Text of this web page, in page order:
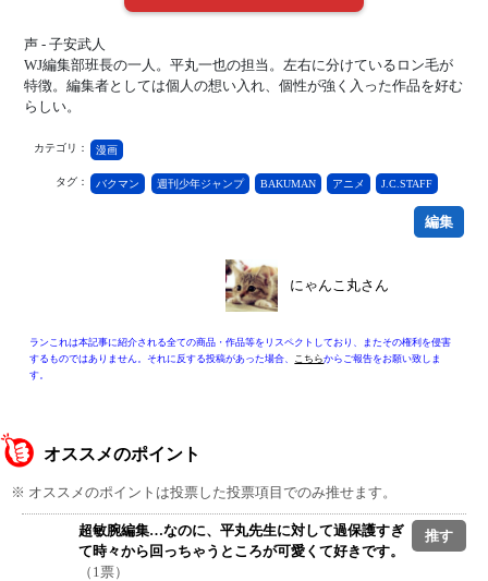
声 - 子安武人
WJ編集部班長の一人。平丸一也の担当。左右に分けているロン毛が
特徴。編集者としては個人の想い入れ、個性が強く入った作品を好む
らしい。
カテゴリ： 漫画
タグ： バクマン 週刊少年ジャンプ BAKUMAN アニメ J.C.STAFF
編集
にゃんこ丸さん
ランこれは本記事に紹介される全ての商品・作品等をリスペクトしており、またその権利を侵害
するものではありません。それに反する投稿があった場合、 こちらからご報告をお願い致しま
す。
オススメのポイント
※ オススメのポイントは投票した投票項目でのみ推せます。
超敏腕編集…なのに、平丸先生に対して過保護すぎ
て時々から回っちゃうところが可愛くて好きです。
（1票）